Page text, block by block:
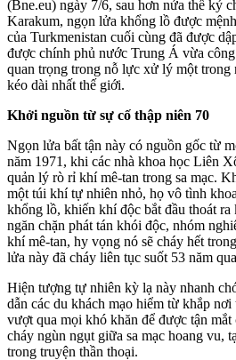
(Bne.eu) ngày 7/6, sau hơn nửa thế kỷ
Karakum, ngọn lửa khổng lồ được
của Turkmenistan cuối cùng đã được
được chính phủ nước Trung Á vừa
quan trọng trong nỗ lực xử lý một trong
kéo dài nhất thế giới.
Khởi nguồn từ sự cố thập niên 70
Ngọn lửa bất tận này có nguồn gốc từ
năm 1971, khi các nhà khoa học Liên
quản lý rò rỉ khí mê-tan trong sa mạc.
một túi khí tự nhiên nhỏ, họ vô tình
khổng lồ, khiến khí độc bắt đầu thoát
ngăn chặn phát tán khói độc, nhóm
khí mê-tan, hy vọng nó sẽ cháy hết
lửa này đã cháy liên tục suốt 53 năm
Hiện tượng tự nhiên kỳ lạ này nhanh
dẫn các du khách mạo hiểm từ khắp
vượt qua mọi khó khăn để được tận
cháy ngùn ngụt giữa sa mạc hoang vu,
trong truyện thần thoại.